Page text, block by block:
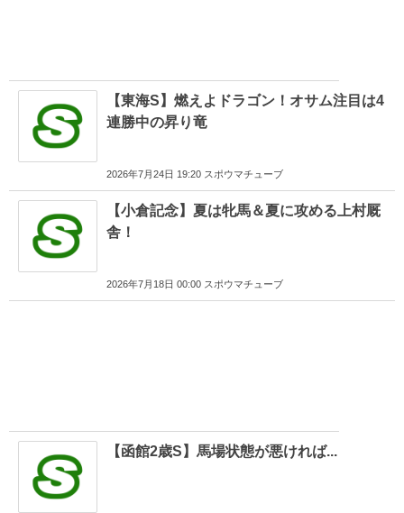
【東海S】燃えよドラゴン！オサム注目は4
連勝中の昇り竜
2026年7月24日 19:20 スポウマチューブ
【小倉記念】夏は牝馬＆夏に攻める上村厩
舎！
2026年7月18日 00:00 スポウマチューブ
【函館2歳S】馬場状態が悪ければ...